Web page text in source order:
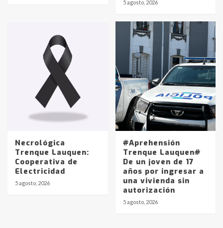
5 agosto, 2026
Necrológica
Trenque Lauquen:
Cooperativa de
Electricidad
5 agosto, 2026
#Aprehensión
Trenque Lauquen#
De un joven de 17
años por ingresar a
una vivienda sin
autorización
5 agosto, 2026
pampeanos que fueron
en la mañana del lunes
Accidente en Ruta 5: falleció un
joven de Trenque Lauquen
Los precios de los combustibles en
La Pampa, desde YPF hasta Axion
entre 857 a 1338 pesos
La Bolsa de Cereales de Bahía
Blanca anticipa que Agosto vendrá
con lluvias y heladas, en gran parte